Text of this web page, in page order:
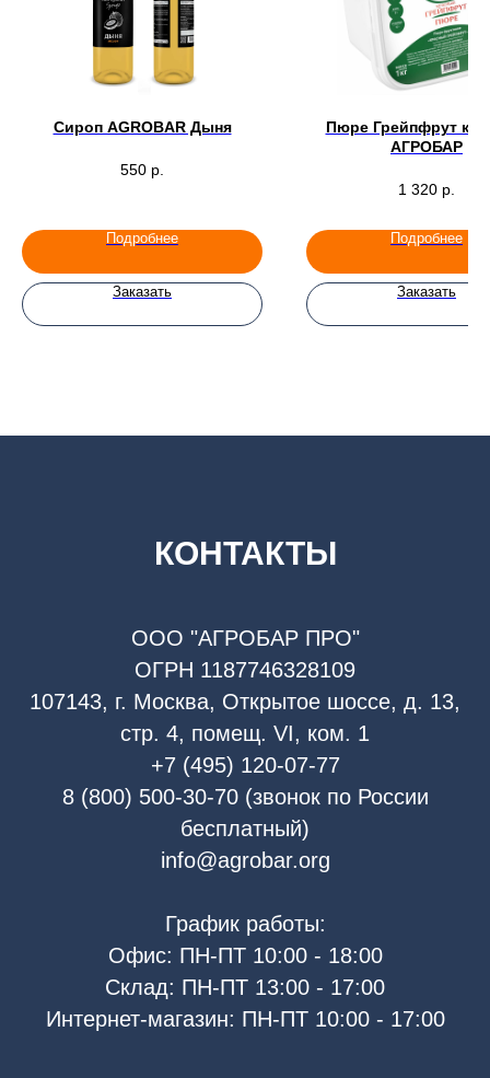
Сироп AGROBAR Дыня
550 р.
Подробнее
Заказать
Пюре Грейпфрут
АГРОБАР
1 320 р.
Подробнее
Заказать
КОНТАКТЫ
ООО "АГРОБАР ПРО"
ОГРН 1187746328109
107143, г. Москва, Открытое шоссе, д. 13,
стр. 4, помещ. VI, ком. 1
+7 (495) 120-07-77
8 (800) 500-30-70 (звонок по России
бесплатный)
info@agrobar.org
График работы:
Офис: ПН-ПТ 10:00 - 18:00
Склад: ПН-ПТ 13:00 - 17:00
Интернет-магазин: ПН-ПТ 10:00 - 17:00